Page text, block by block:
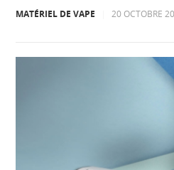
MATÉRIEL DE VAPE 20 OCTOBRE